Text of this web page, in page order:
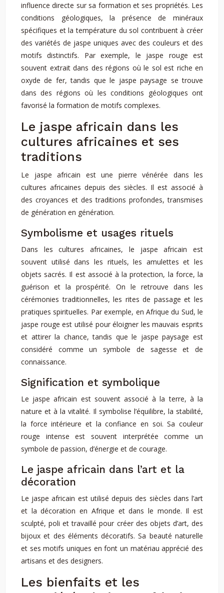
influence directe sur sa formation et ses propriétés. Les
conditions géologiques, la présence de minéraux
spécifiques et la température du sol contribuent à créer
des variétés de jaspe uniques avec des couleurs et des
motifs distinctifs. Par exemple, le jaspe rouge est
souvent extrait dans des régions où le sol est riche en
oxyde de fer, tandis que le jaspe paysage se trouve
dans des régions où les conditions géologiques ont
favorisé la formation de motifs complexes.
Le jaspe africain dans les
cultures africaines et ses
traditions
Le jaspe africain est une pierre vénérée dans les
cultures africaines depuis des siècles. Il est associé à
des croyances et des traditions profondes, transmises
de génération en génération.
Symbolisme et usages rituels
Dans les cultures africaines, le jaspe africain est
souvent utilisé dans les rituels, les amulettes et les
objets sacrés. Il est associé à la protection, la force, la
guérison et la prospérité. On le retrouve dans les
cérémonies traditionnelles, les rites de passage et les
pratiques spirituelles. Par exemple, en Afrique du Sud, le
jaspe rouge est utilisé pour éloigner les mauvais esprits
et attirer la chance, tandis que le jaspe paysage est
considéré comme un symbole de sagesse et de
connaissance.
Signification et symbolique
Le jaspe africain est souvent associé à la terre, à la
nature et à la vitalité. Il symbolise l’équilibre, la stabilité,
la force intérieure et la confiance en soi. Sa couleur
rouge intense est souvent interprétée comme un
symbole de passion, d’énergie et de courage.
Le jaspe africain dans l’art et la
décoration
Le jaspe africain est utilisé depuis des siècles dans l’art
et la décoration en Afrique et dans le monde. Il est
sculpté, poli et travaillé pour créer des objets d’art, des
bijoux et des éléments décoratifs. Sa beauté naturelle
et ses motifs uniques en font un matériau apprécié des
artisans et des designers.
Les bienfaits et les